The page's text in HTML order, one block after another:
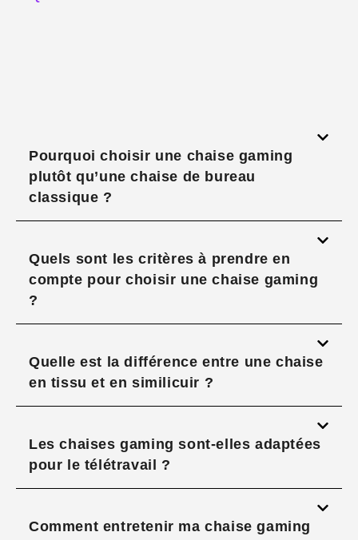
Pourquoi choisir une chaise gaming
plutôt qu’une chaise de bureau
classique ?
Quels sont les critères à prendre en
compte pour choisir une chaise gaming
?
Quelle est la différence entre une chaise
en tissu et en similicuir ?
Les chaises gaming sont-elles adaptées
pour le télétravail ?
Comment entretenir ma chaise gaming